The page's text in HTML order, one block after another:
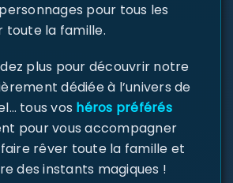
pour tous les
toute la famille.
plus pour découvrir notre
dédiée à l’univers de
tous vos héros préférés
pour vous accompagner
rêver toute la famille et
des instants magiques !